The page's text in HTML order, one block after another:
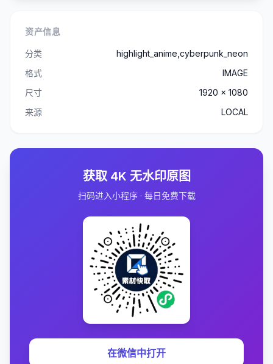
资产信息
分类
highlight_anime,cyberpunk_neon
格式
IMAGE
尺寸
1920 x 1080
来源
LOCAL
获取 4K 无水印原图
扫码进入小程序 · 每日免费下载
在微信中打开